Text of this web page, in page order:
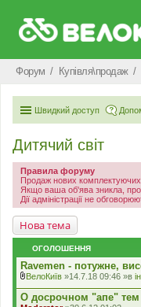
Форум Купівля\продаж
Швидкий доступ
Дитячий світ
Правила форуму
Продаж нових
Якщо ваша об'ява зникла,
Дії адміністрації не
Нова тема
ОГОЛОШЕННЯ
Ravemen - потужне,
к
л
ВелоКиїв »14.7.18 09:46 »в
О досрочном "апе" тем